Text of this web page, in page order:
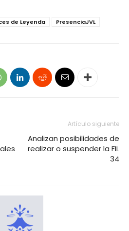
de Leyenda PresenciaJVL
Artículo siguiente
Analizan posibilidades de
realizar o suspender la FIL
34